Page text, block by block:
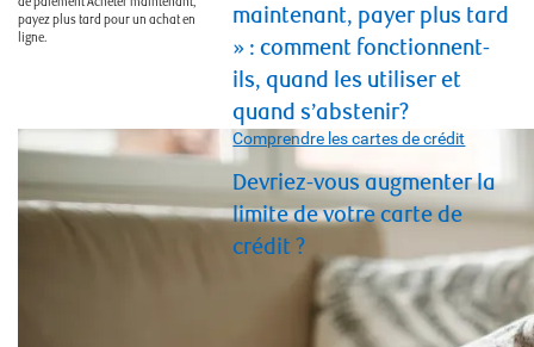
maintenant, payer plus tard
» : comment fonctionnent-
ils, quand les utiliser et
quand s’abstenir?
Comprendre les cartes de crédit
Devriez-vous augmenter la
limite de votre carte de
crédit ?